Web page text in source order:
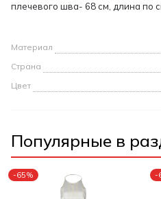
плечевого шва- 68 см, длина по
Материал
Страна
Цвет
Популярные в
-65% -